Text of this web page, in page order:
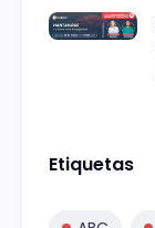
Etiquetas